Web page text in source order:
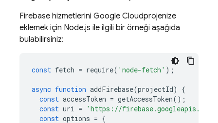
Firebase hizmetlerini Google Cloudprojenize
eklemek için Node.js ile ilgili bir örneği aşağıda
bulabilirsiniz:
const fetch = require( 'node-fetch' );
async function addFirebase(projectId)
{
const accessToken = getAccessToken();
const uri =
'https://
const options = {